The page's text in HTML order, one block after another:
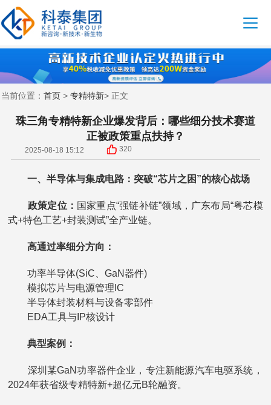
当前位置： 首页 > 专精特新> 正文
珠三角专精特新企业爆发背后：哪些细分技术赛道
正被政策重点扶持？
2025-08-18 15:12 320
一、半导体与集成电路：突破“芯片之困”的核心战场
政策定位： 国家重点“强链补链”领域，广东布局“粤芯模
式+特色工艺+封装测试”全产业链。
高通过率细分方向：
功率半导体(SiC、GaN器件)
模拟芯片与电源管理IC
半导体封装材料与设备零部件
EDA工具与IP核设计
典型案例：
深圳某GaN功率器件企业，专注新能源汽车电驱系统，
2024年获省级专精特新+超亿元B轮融资。